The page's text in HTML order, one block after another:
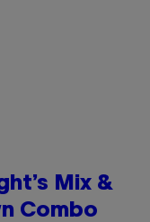
Mix &
Combo